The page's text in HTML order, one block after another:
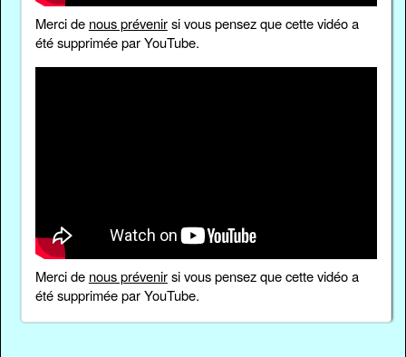
Merci de nous prévenirsi vous pensez que cette vidéo a
été supprimée par YouTube.
Merci de nous prévenirsi vous pensez que cette vidéo a
été supprimée par YouTube.